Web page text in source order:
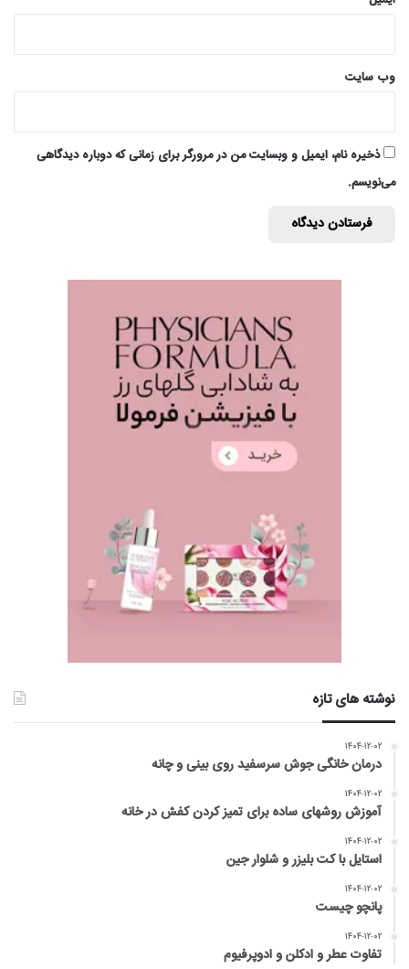
وب‌ سایت
ذخیره نام، ایمیل و وبسایت من در مرورگر برای زمانی که دوباره دیدگاهی
می‌نویسم.
نوشته های تازه
۱۴۰۴-۱۲-۰۲
درمان خانگی جوش سرسفید روی بینی و چانه
۱۴۰۴-۱۲-۰۲
آموزش روشهای ساده برای تمیز کردن کفش در خانه
۱۴۰۴-۱۲-۰۲
استایل با کت بلیزر و شلوار جین
۱۴۰۴-۱۲-۰۲
پانچو چیست
۱۴۰۴-۱۲-۰۲
تفاوت عطر و ادکلن و ادوپرفیوم